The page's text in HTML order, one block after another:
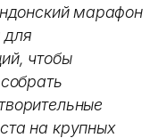
марафон
для
чтобы
на крупных